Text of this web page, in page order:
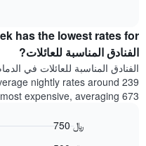
سعر
غرفة
كل
شهر
يتضمن
المخطط
الفنادق المناسبة للعائلات?
most expensive, averaging 673 ﷼ per night.
750 ﷼